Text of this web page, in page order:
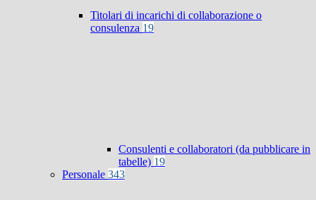
Titolari di incarichi di collaborazione o
consulenza 19
Consulenti e collaboratori (da pubblicare in
tabelle) 19
Personale 343